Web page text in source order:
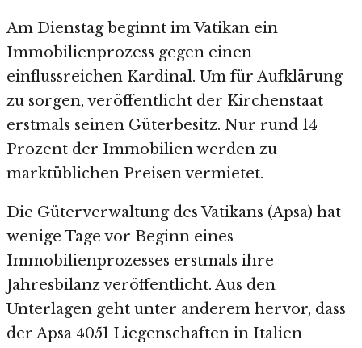
Am Dienstag beginnt im Vatikan ein
Immobilienprozess gegen einen
einflussreichen Kardinal. Um für Aufklärung
zu sorgen, veröffentlicht der Kirchenstaat
erstmals seinen Güterbesitz. Nur rund 14
Prozent der Immobilien werden zu
marktüblichen Preisen vermietet.
Die Güterverwaltung des Vatikans (Apsa) hat
wenige Tage vor Beginn eines
Immobilienprozesses erstmals ihre
Jahresbilanz veröffentlicht. Aus den
Unterlagen geht unter anderem hervor, dass
der Apsa 4051 Liegenschaften in Italien